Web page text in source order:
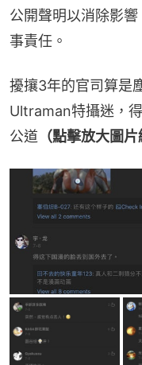
公開聲明以消除影
事責任。
擾攘3年的官司算是
Ultraman特攝迷，
公道 （點擊放大圖片